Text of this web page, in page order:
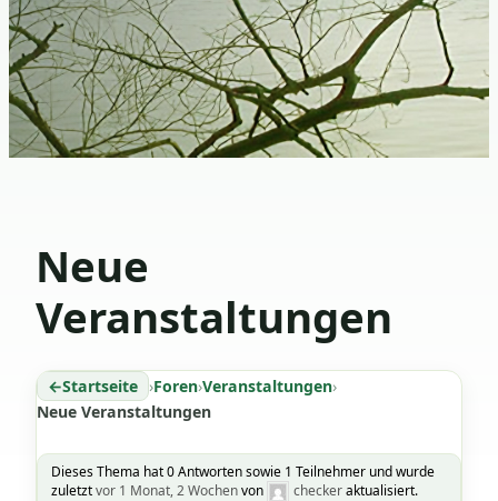
Neue
Veranstaltungen
Startseite ›Foren›Veranstaltungen›
Neue Veranstaltungen
Dieses Thema hat 0 Antworten sowie 1 Teilnehmer und wurde
zuletztvor 1 Monat, 2 Wochenvon checkeraktualisiert.